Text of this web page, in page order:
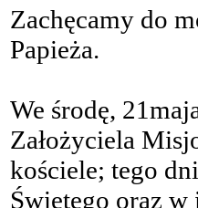
Zachęcamy do
Papieża.
We środę,
Założyciela
kościele; tego
Świętego oraz